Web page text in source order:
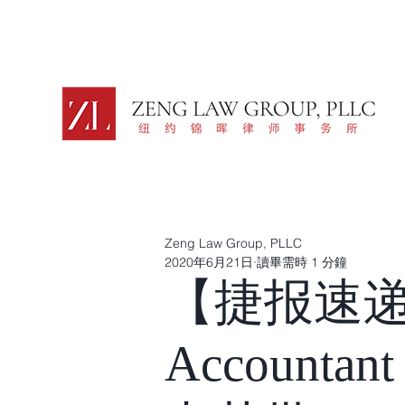
【捷报速
Zeng Law Group, PLLC
2020年6月21日 讀畢需時 1 分鐘